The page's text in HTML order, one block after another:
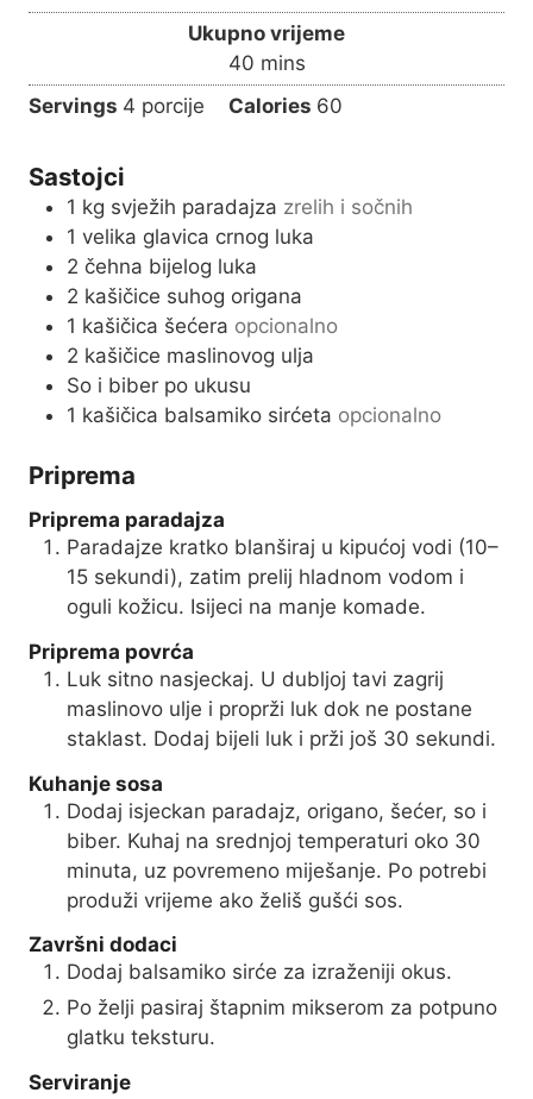
u
t
e
s
i
n
u
t
Ukupno vrijeme
40m
i
n
e
s
mins
Servings 4 porcije Calories 60
Sastojci
1 kg svježih paradajza zrelih i sočnih
1 velika glavica crnog luka
2 čehna bijelog luka
2 kašičice suhog origana
1 kašičica šećera opcionalno
2 kašičice maslinovog ulja
So i biber po ukusu
1 kašičica balsamiko sirćeta opcionalno
Priprema
Priprema paradajza
Paradajze kratko blanširaj u kipućoj vodi (10–
15 sekundi), zatim prelij hladnom vodom i
oguli kožicu. Isijeci na manje komade.
Priprema povrća
Luk sitno nasjeckaj. U dubljoj tavi zagrij
maslinovo ulje i proprži luk dok ne postane
staklast. Dodaj bijeli luk i prži još 30 sekundi.
Kuhanje sosa
Dodaj isjeckan paradajz, origano, šećer, so i
biber. Kuhaj na srednjoj temperaturi oko 30
minuta, uz povremeno miješanje. Po potrebi
produži vrijeme ako želiš gušći sos.
Završni dodaci
Dodaj balsamiko sirće za izraženiji okus.
Po želji pasiraj štapnim mikserom za potpuno
glatku teksturu.
Serviranje